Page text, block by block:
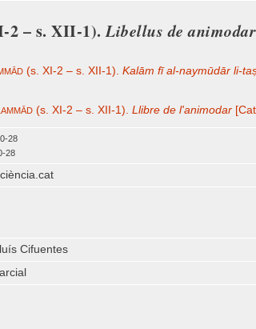
2 – s. XII-1).Libellus de animodar
(s. XI-2 – s. XII-1). Kalām fī al-naymūdār li-
(s. XI-2 – s. XII-1). Llibre de l'animodar
28
28
Cifuentes